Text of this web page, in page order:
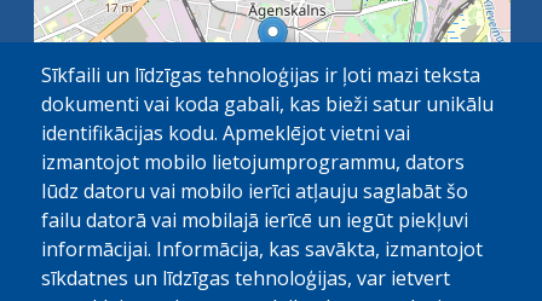
1 km OpenStreetMap contributors
Sīkfaili un līdzīgas tehnoloģijas ir ļoti mazi teksta
dokumenti vai koda gabali, kas bieži satur unikālu
identifikācijas kodu. Apmeklējot vietni vai
izmantojot mobilo lietojumprogrammu, dators
lūdz datoru vai mobilo ierīci atļauju saglabāt šo
failu datorā vai mobilajā ierīcē un iegūt piekļuvi
informācijai. Informācija, kas savākta, izmantojot
sīkdatnes un līdzīgas tehnoloģijas, var ietvert